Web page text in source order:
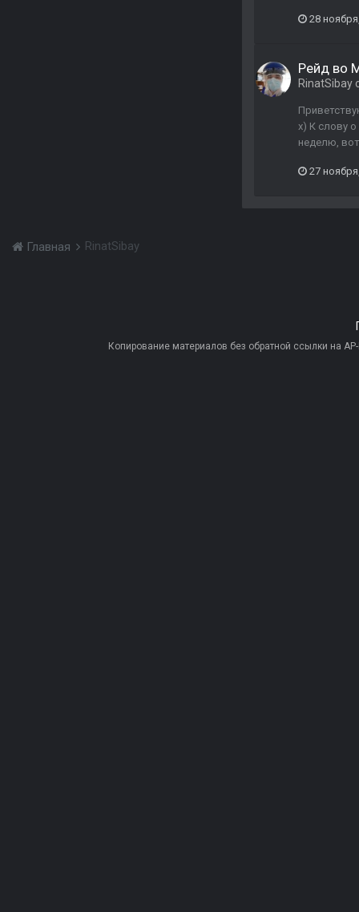
28
Рейд во
RinatSibay
х) К слову
неделю,
27
Главная RinatSibay
Копирование материалов без обратной ссылки на